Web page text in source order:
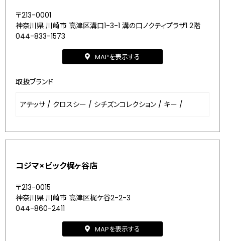
〒213-0001
神奈川県 川崎市 高津区溝口1-3-1 溝の口ノクティプラザ1 2階
044-833-1573
MAPを表示する
取扱ブランド
アテッサ / クロスシー / シチズンコレクション / キー /
コジマ×ビック梶ヶ谷店
〒213-0015
神奈川県 川崎市 高津区梶ケ谷2-2-3
044-860-2411
MAPを表示する